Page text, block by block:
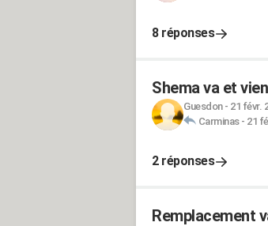
8 réponses
Shema va et
Guesdon- 21 févr.
Carminas- 21
2 réponses
Remplacement